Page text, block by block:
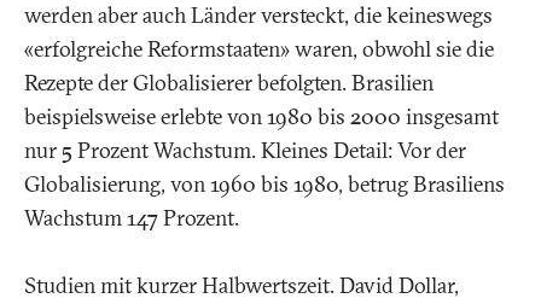
werden aber auch Länder versteckt, die keineswegs
«erfolgreiche Reformstaaten» waren, obwohl sie die
Rezepte der Globalisierer befolgten. Brasilien
beispielsweise erlebte von 1980 bis 2000 insgesamt
nur 5 Prozent Wachstum. Kleines Detail: Vor der
Globalisierung, von 1960 bis 1980, betrug Brasiliens
Wachstum 147 Prozent.
Studien mit kurzer Halbwertszeit. David Dollar,